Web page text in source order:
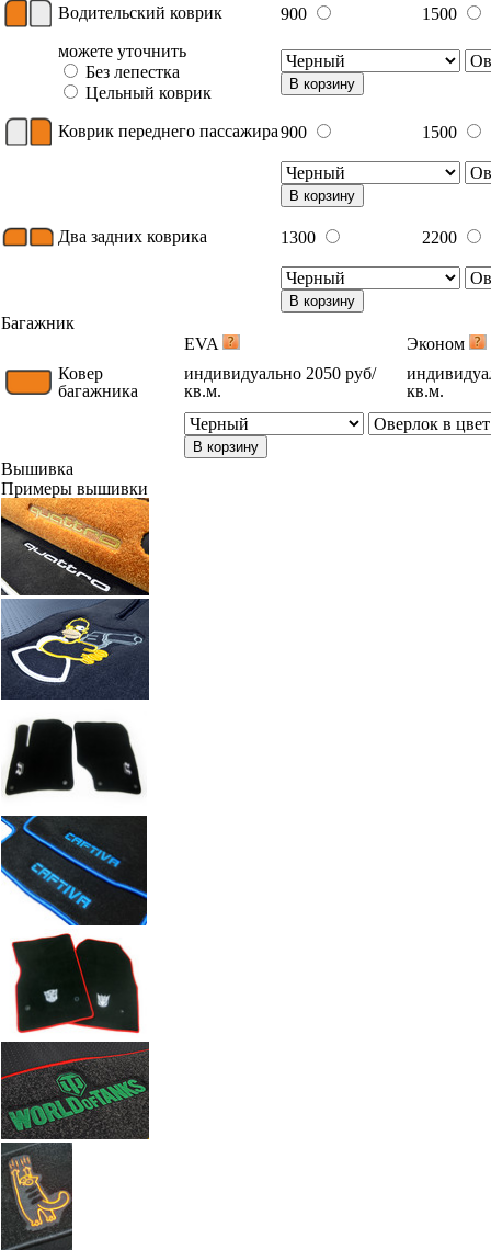
Водительский коврик 900
1500
можете уточнить
Без лепестка
Цельный коврик
В корзину
Коврик переднего пассажира900 1500
В корзину
Два задних коврика 1300 2200
В корзину
Багажник
EVA
Эконом
Ковер
багажника
индивидуально 2050 руб/
кв.м.
кв.м.
В корзину
Вышивка
Примеры вышивки